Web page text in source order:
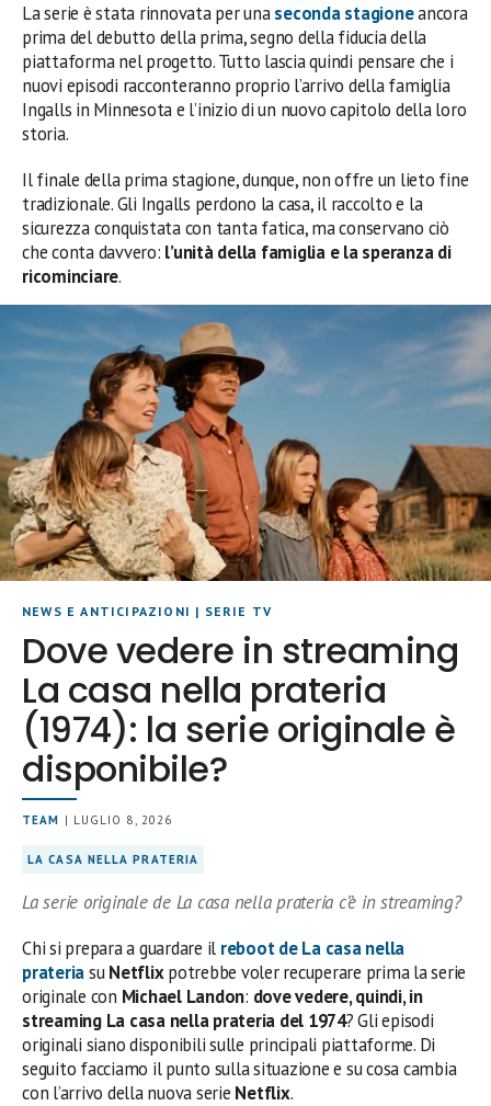
La serie è stata rinnovata per una seconda stagioneancora
prima del debutto della prima, segno della fiducia della
piattaforma nel progetto. Tutto lascia quindi pensare che i
nuovi episodi racconteranno proprio l’arrivo della famiglia
Ingalls in Minnesota e l’inizio di un nuovo capitolo della loro
storia.
Il finale della prima stagione, dunque, non offre un lieto fine
tradizionale. Gli Ingalls perdono la casa, il raccolto e la
sicurezza conquistata con tanta fatica, ma conservano ciò
che conta davvero: l’unità della famiglia e la speranza di
ricominciare.
NEWS E ANTICIPAZIONI | SERIE TV
Dove vedere in streaming
La casa nella prateria
(1974): la serie originale è
disponibile?
TEAM | LUGLIO 8, 2026
LA CASA NELLA PRATERIA
La serie originale de La casa nella prateria c’è in streaming?
Chi si prepara a guardare il reboot de La casa nella
prateriasuNetflixpotrebbe voler recuperare prima la serie
originale con Michael Landon: dove vedere, quindi, in
streaming La casa nella prateria del 1974? Gli episodi
originali siano disponibili sulle principali piattaforme. Di
seguito facciamo il punto sulla situazione e su cosa cambia
con l’arrivo della nuova serie Netflix.